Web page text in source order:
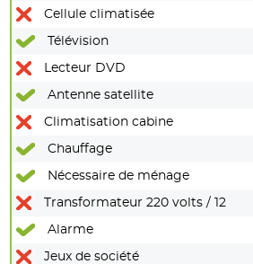
Cellule climatisée
Télévision
Lecteur DVD
Antenne satellite
Climatisation cabine
Chauffage
Nécessaire de ménage
Transformateur 220 volts / 12
Alarme
Jeux de société